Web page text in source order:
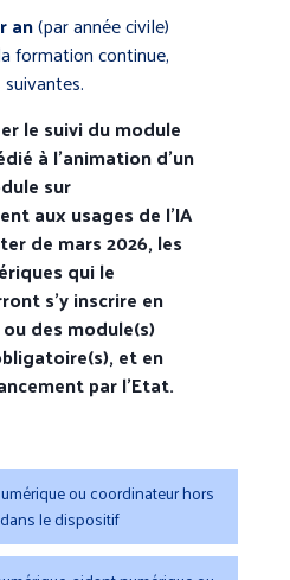
an(par année civile)
formation continue,
le suivi dumodule
à l’animation d’un
sur
aux usages de l’IA
de mars 2026, les
qui le
s’y inscrire en
des module(s)
, et en
par l’Etat.
ou coordinateur hors
le dispositif​